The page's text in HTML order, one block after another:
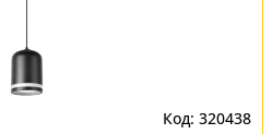
320438